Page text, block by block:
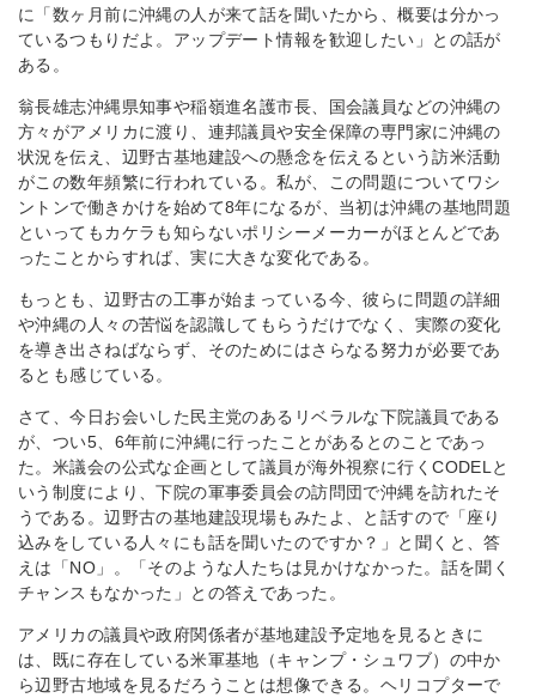
に「数ヶ月前に沖縄の人が来て話を聞いたから、概要は分かっ
ているつもりだよ。アップデート情報を歓迎したい」との話が
ある。
翁長雄志沖縄県知事や稲嶺進名護市長、国会議員などの沖縄の
方々がアメリカに渡り、連邦議員や安全保障の専門家に沖縄の
状況を伝え、辺野古基地建設への懸念を伝えるという訪米活動
がこの数年頻繁に行われている。私が、この問題についてワシ
ントンで働きかけを始めて8年になるが、当初は沖縄の基地問題
といってもカケラも知らないポリシーメーカーがほとんどであ
ったことからすれば、実に大きな変化である。
もっとも、辺野古の工事が始まっている今、彼らに問題の詳細
や沖縄の人々の苦悩を認識してもらうだけでなく、実際の変化
を導き出さねばならず、そのためにはさらなる努力が必要であ
るとも感じている。
さて、今日お会いした民主党のあるリベラルな下院議員である
が、つい5、6年前に沖縄に行ったことがあるとのことであっ
た。米議会の公式な企画として議員が海外視察に行くCODELと
いう制度により、下院の軍事委員会の訪問団で沖縄を訪れたそ
うである。辺野古の基地建設現場もみたよ、と話すので「座り
込みをしている人々にも話を聞いたのですか？」と聞くと、答
えは「NO」。「そのような人たちは見かけなかった。話を聞く
チャンスもなかった」との答えであった。
アメリカの議員や政府関係者が基地建設予定地を見るときに
は、既に存在している米軍基地（キャンプ・シュワブ）の中か
ら辺野古地域を見るだろうことは想像できる。ヘリコプターで